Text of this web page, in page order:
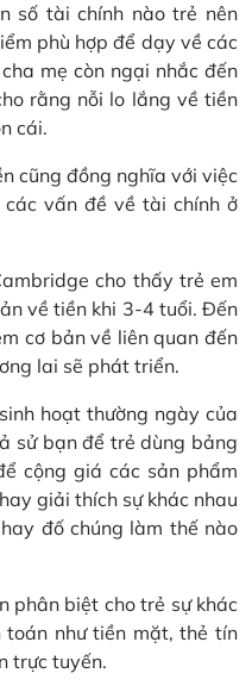
số tài chính nào trẻ nên
phù hợp để dạy về các
mẹ còn ngại nhắc đến
rằng nỗi lo lắng về tiền
cái.
cũng đồng nghĩa với việc
vấn đề về tài chính ở
cho thấy trẻ em
về tiền khi 3-4 tuổi. Đến
cơ bản về liên quan đến
lai sẽ phát triển.
hoạt thường ngày của
sử bạn để trẻ dùng bảng
cộng giá các sản phẩm
giải thích sự khác nhau
đố chúng làm thế nào
phân biệt cho trẻ sự khác
toán như tiền mặt, thẻ tín
trực tuyến.